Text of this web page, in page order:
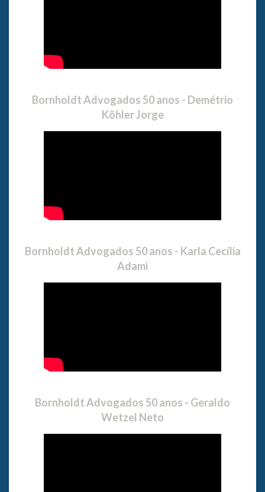
Bornholdt Advogados 50 anos - Demétrio
Köhler Jorge
Bornholdt Advogados 50 anos - Karla Cecília
Adami
Bornholdt Advogados 50 anos - Geraldo
Wetzel Neto